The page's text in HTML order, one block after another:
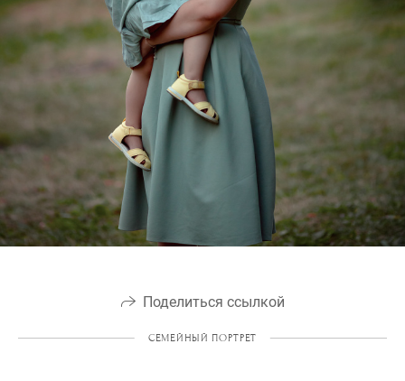
Поделиться ссылкой
СЕМЕЙНЫЙ ПОРТРЕТ